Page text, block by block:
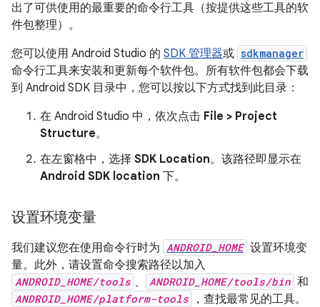
出了可供使用的最重要的命令行工具（按提供这些工具的软
件包整理）。
您可以使用 Android Studio 的 SDK 管理器或 sdkmanager
命令行工具来安装和更新每个软件包。所有软件包都会下载
到 Android SDK 目录中，您可以按以下方式找到此目录：
在 Android Studio 中，依次点击 File > Project
Structure。
在左窗格中，选择 SDK Location。该路径即显示在
Android SDK location 下。
设置环境变量
我们建议您在使用命令行时为 ANDROID_HOME 设置环境变
量。此外，请设置命令搜索路径以加入
ANDROID_HOME/tools 、 ANDROID_HOME/tools/bin 和
ANDROID_HOME/platform-tools
，查找最常见的工具。